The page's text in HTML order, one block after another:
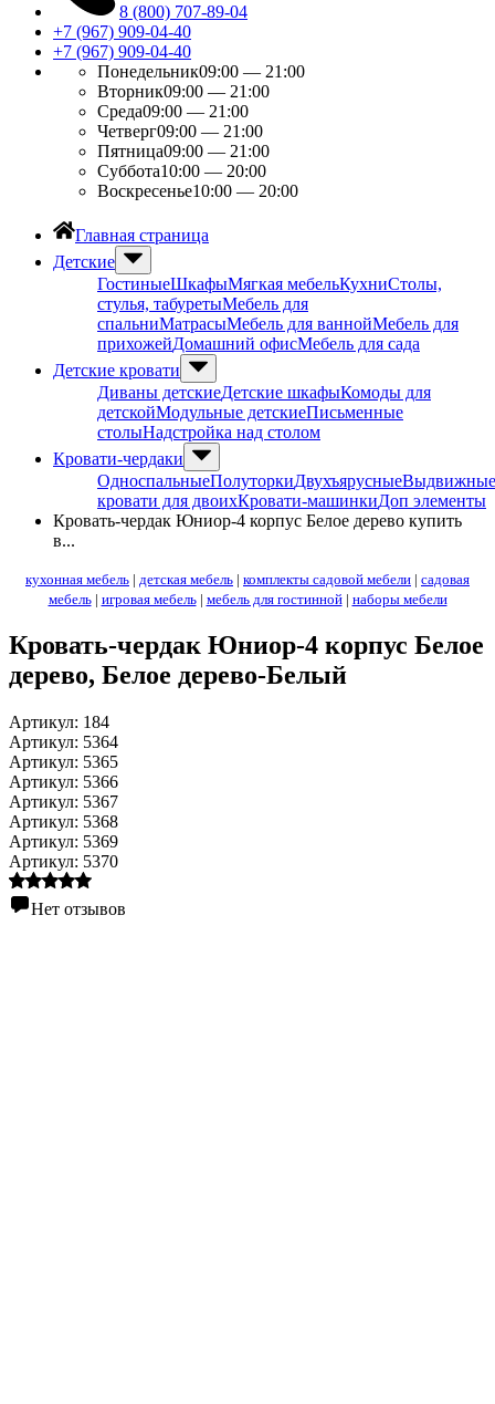
8 (800) 707-89-04
+7 (967) 909-04-40
+7 (967) 909-04-40
Понедельник09:00 — 21:00
Вторник09:00 — 21:00
Среда09:00 — 21:00
Четверг09:00 — 21:00
Пятница09:00 — 21:00
Суббота10:00 — 20:00
Воскресенье10:00 — 20:00
Главная страница
Детские
ГостиныеШкафыМягкая мебельКухниСтолы,
стулья, табуретыМебель для
спальниМатрасыМебель для ваннойМебель для
прихожейДомашний офисМебель для сада
Детские кровати
Диваны детскиеДетские шкафыКомоды для
детскойМодульные детскиеПисьменные
столыНадстройка над столом
Кровати-чердаки
ОдноспальныеПолуторкиДвухъярусныеВыдвижные
кровати для двоихКровати-машинкиДоп элементы
Кровать-чердак Юниор-4 корпус Белое дерево купить
в...
кухонная мебель | детская мебель | комплекты садовой мебели | садовая
мебель| игровая мебель| мебель для гостинной| наборы мебели
Кровать-чердак Юниор-4 корпус Белое
дерево, Белое дерево-Белый
Артикул: 184
Артикул: 5364
Артикул: 5365
Артикул: 5366
Артикул: 5367
Артикул: 5368
Артикул: 5369
Артикул: 5370
Нет отзывов